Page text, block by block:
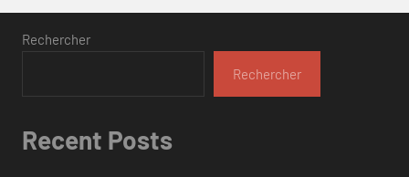
Rechercher
Rechercher
Recent Posts